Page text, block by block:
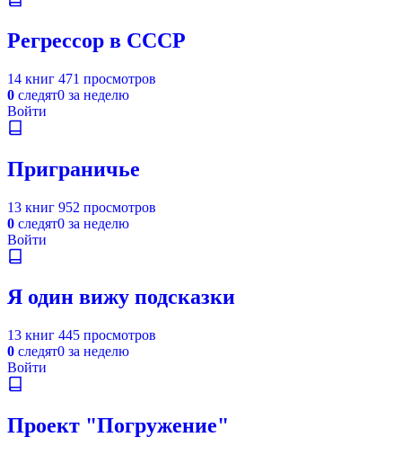
Регрессор в СССР
14 книг 471 просмотров
0 следят0 за неделю
Войти
Приграничье
13 книг 952 просмотров
0 следят0 за неделю
Войти
Я один вижу подсказки
13 книг 445 просмотров
0 следят0 за неделю
Войти
Проект "Погружение"